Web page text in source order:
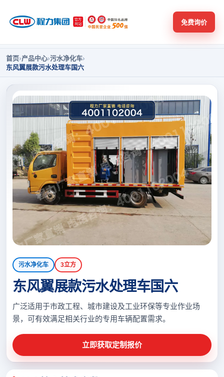
免费询价
首页›产品中心›污水净化车›
东风翼展款污水处理车国六
污水净化车 3立方
东风翼展款污水处理车国六
广泛适用于市政工程、城市建设及工业环保等专业作业场
景，可有效满足相关行业的专用车辆配置需求。
立即获取定制报价